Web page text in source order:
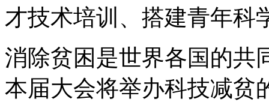
才技术培训、搭建青年科
消除贫困是世界各国的共
本届大会将举办科技减贫